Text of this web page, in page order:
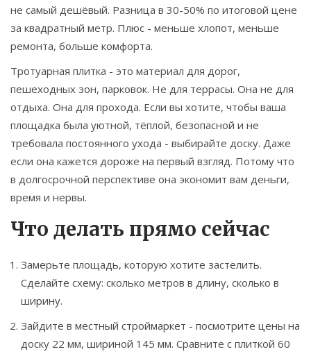
не самый дешёвый. Разница в 30-50% по итоговой цене
за квадратный метр. Плюс - меньше хлопот, меньше
ремонта, больше комфорта.
Тротуарная плитка - это материал для дорог,
пешеходных зон, парковок. Не для террасы. Она не для
отдыха. Она для прохода. Если вы хотите, чтобы ваша
площадка была уютной, тёплой, безопасной и не
требовала постоянного ухода - выбирайте доску. Даже
если она кажется дороже на первый взгляд. Потому что
в долгосрочной перспективе она экономит вам деньги,
время и нервы.
Что делать прямо сейчас
Замерьте площадь, которую хотите застелить.
Сделайте схему: сколько метров в длину, сколько в
ширину.
Зайдите в местный строймаркет - посмотрите цены на
доску 22 мм, шириной 145 мм. Сравните с плиткой 60